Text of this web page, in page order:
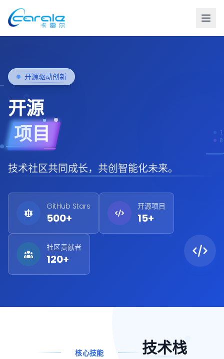
开源驱动创新
开源
项目
技术社区共同成长，共创智能化未来。
GitHub Stars
500+
开源项目
15+
社区贡献者
120+
核心技能 技术栈